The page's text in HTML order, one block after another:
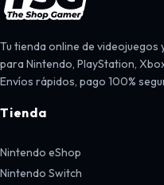
Tu tienda online de
para Nintendo, PlayStation,
Envíos rápidos, pago 100%
Tienda
Nintendo eShop
Nintendo Switch